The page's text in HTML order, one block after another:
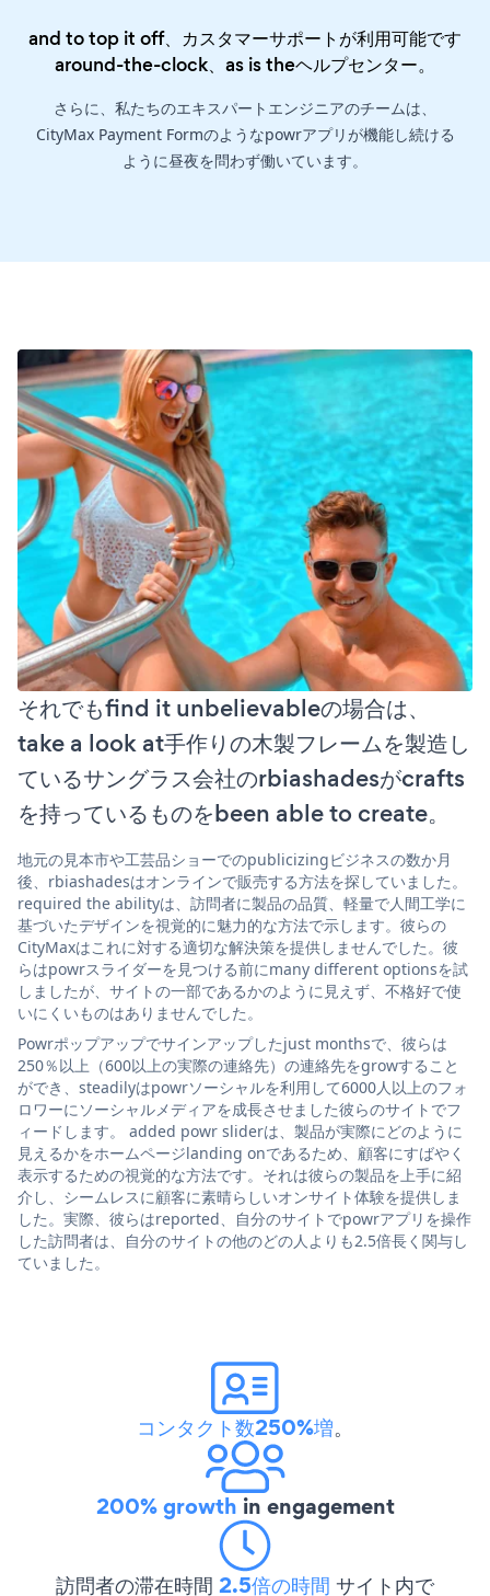
and to top it off、カスタマーサポートが利用可能です
around-the-clock、as is theヘルプセンター。
さらに、私たちのエキスパートエンジニアのチームは、
CityMax Payment Formのようなpowrアプリが機能し続ける
ように昼夜を問わず働いています。
それでもfind it unbelievableの場合は、
take a look at手作りの木製フレームを製造し
ているサングラス会社のrbiashadesがcrafts
を持っているものをbeen able to create。
地元の見本市や工芸品ショーでのpublicizingビジネスの数か月
後、rbiashadesはオンラインで販売する方法を探していました。
required the abilityは、訪問者に製品の品質、軽量で人間工学に
基づいたデザインを視覚的に魅力的な方法で示します。彼らの
CityMaxはこれに対する適切な解決策を提供しませんでした。彼
らはpowrスライダーを見つける前にmany different optionsを試
しましたが、サイトの一部であるかのように見えず、不格好で使
いにくいものはありませんでした。
Powrポップアップでサインアップしたjust monthsで、彼らは
250％以上（600以上の実際の連絡先）の連絡先をgrowすること
ができ、steadilyはpowrソーシャルを利用して6000人以上のフォ
ロワーにソーシャルメディアを成長させました彼らのサイトでフ
ィードします。 added powr sliderは、製品が実際にどのように
見えるかをホームページlanding onであるため、顧客にすばやく
表示するための視覚的な方法です。それは彼らの製品を上手に紹
介し、シームレスに顧客に素晴らしいオンサイト体験を提供しま
した。実際、彼らはreported、自分のサイトでpowrアプリを操作
した訪問者は、自分のサイトの他のどの人よりも2.5倍長く関与し
ていました。
コンタクト数250%増。
200% growth in engagement
訪問者の滞在時間 2.5倍の時間 サイト内で